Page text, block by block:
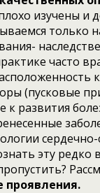
изучены и
только
часто
(пусковые
развития
сердечно-
эту редко
проявления.